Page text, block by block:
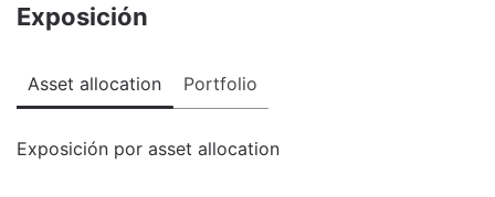
Exposición
Asset allocation Portfolio
Exposición por asset allocation